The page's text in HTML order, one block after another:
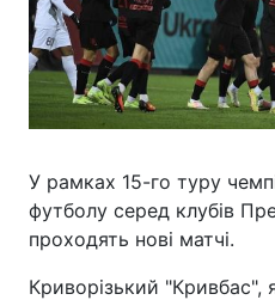
У рамках 15-го туру
футболу серед клубів
проходять нові матчі.
Криворізький "Кривбас",